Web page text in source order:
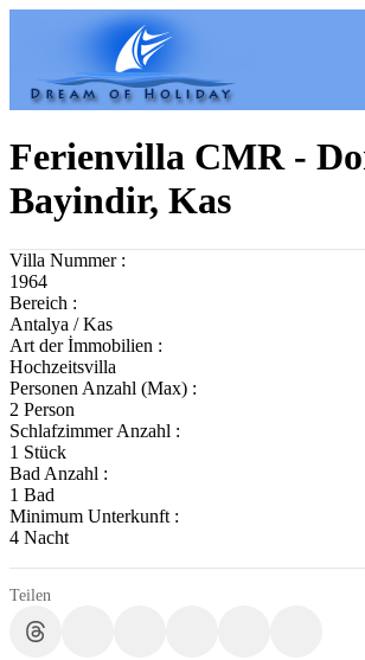
Ferienvilla CMR -
Bayindir, Kas
Villa Nummer :
1964
Bereich :
Antalya / Kas
Art der İmmobilien :
Hochzeitsvilla
Personen Anzahl (Max) :
2 Person
Schlafzimmer Anzahl :
1 Stück
Bad Anzahl :
1 Bad
Minimum Unterkunft :
4 Nacht
Teilen